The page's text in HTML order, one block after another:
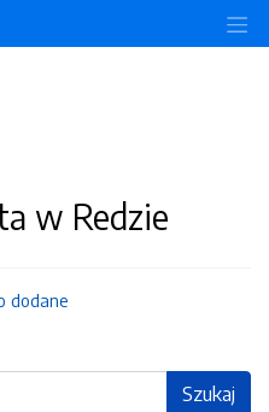
w Redzie
dodane
Szukaj